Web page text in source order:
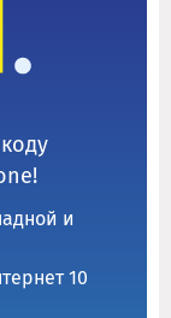
и
10